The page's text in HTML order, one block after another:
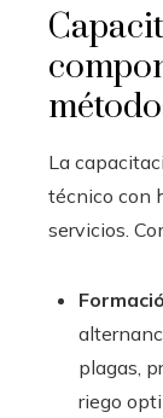
La
técnico con
servicios.
plagas,
riego